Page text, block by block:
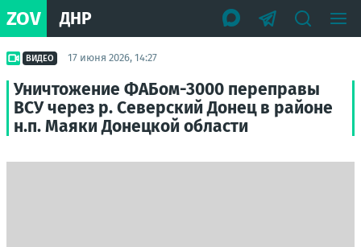
ZOV ДНР
ВИДЕО 17 июня 2026, 14:27
Уничтожение ФАБом-3000 переправы
ВСУ через р. Северский Донец в районе
н.п. Маяки Донецкой области